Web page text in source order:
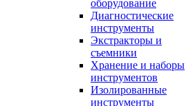
оборудование
Диагностические
инструменты
Экстракторы и
съемники
Хранение и наборы
инструментов
Изолированные
инструменты